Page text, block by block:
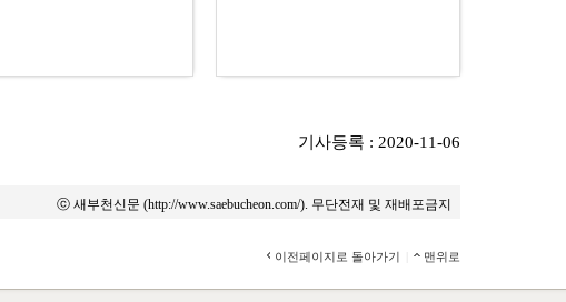
기사등록 : 2020-11-06
ⓒ 새부천신문 (http://www.saebucheon.com/). 무단전재 및 재배포금지
이전페이지로 돌아가기 맨위로